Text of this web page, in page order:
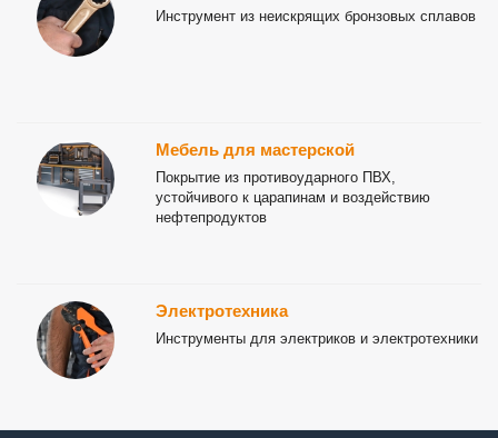
Инструмент из неискрящих бронзовых сплавов
Мебель для мастерской
Покрытие из противоударного ПВХ,
устойчивого к царапинам и воздействию
нефтепродуктов
Электротехника
Инструменты для электриков и электротехники